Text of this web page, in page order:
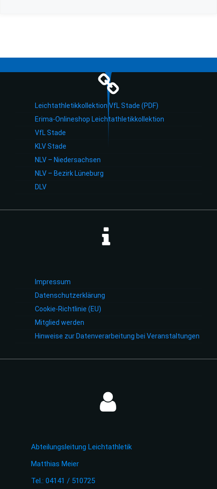
Leichtathletikkollektion VfL Stade (PDF)
Erima-Onlineshop Leichtathletikkollektion
VfL Stade
KLV Stade
NLV – Niedersachsen
NLV – Bezirk Lüneburg
DLV
Impressum
Datenschutzerklärung
Cookie-Richtlinie (EU)
Mitglied werden
Hinweise zur Datenverarbeitung bei Veranstaltungen
Abteilungsleitung Leichtathletik
Matthias Meier
Tel.: 04141 / 510725